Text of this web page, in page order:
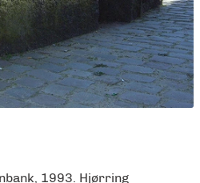
1993. Hjørring